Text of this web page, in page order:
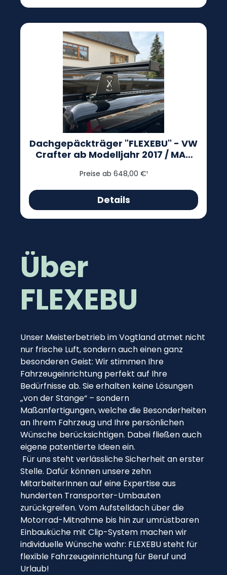
Dachgepäckträger "FLEXEBU" - VW
Crafter ab Modelljahr 2017 / MAN
Preise ab 648,00 €¹
Details
Über
FLEXEBU
Unser Meisterbetrieb im Vogtland atmet nicht
nur frische Luft, sondern auch einen ganz
besonderen Geist: Wir stimmen Ihre
Fahrzeugeinrichtung perfekt auf Ihre
Bedürfnisse ab. Sie erhalten keine Lösungen
„von der Stange“ – sondern
Maßanfertigungen, welche die Besonderheiten
an Ihrem Fahrzeug und Ihre persönlichen
Wünsche berücksichtigen. Dabei fließen auch
eigene patentierte Ideen ein.
Für uns steht verlässliche Sicherheit an erster
Stelle. Dafür können unsere zehn
MitarbeiterInnen auf eine Expertise aus
hunderten Transporter-Umbauten
zurückgreifen. Vom Aufstelldach über die
Motorrad-Mitnahme bis hin zur umrüstbaren
Einbauküche mit Clip-System machen wir
individuelle Wünsche wahr: FLEXEBU steht für
flexible Fahrzeugeinrichtung für Beruf und
Urlaub!